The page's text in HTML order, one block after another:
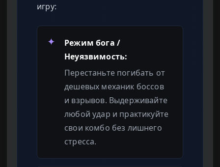
игру:
✦
Режим бога /
Неуязвимость:
Перестаньте погибать от
дешевых механик боссов
и взрывов. Выдерживайте
любой удар и практикуйте
свои комбо без лишнего
стресса.